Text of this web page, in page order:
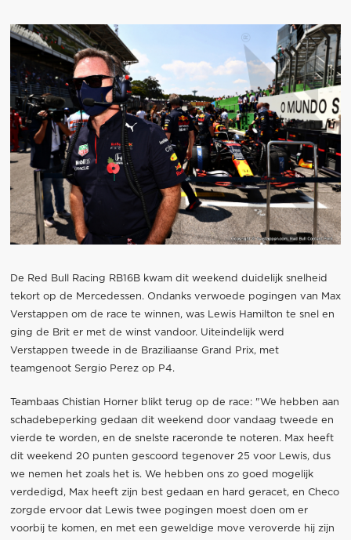
De Red Bull Racing RB16B kwam dit weekend duidelijk snelheid
tekort op de Mercedessen. Ondanks verwoede pogingen van Max
Verstappen om de race te winnen, was Lewis Hamilton te snel en
ging de Brit er met de winst vandoor. Uiteindelijk werd
Verstappen tweede in de Braziliaanse Grand Prix, met
teamgenoot Sergio Perez op P4.
Teambaas Chistian Horner blikt terug op de race: "We hebben aan
schadebeperking gedaan dit weekend door vandaag tweede en
vierde te worden, en de snelste raceronde te noteren. Max heeft
dit weekend 20 punten gescoord tegenover 25 voor Lewis, dus
we nemen het zoals het is. We hebben ons zo goed mogelijk
verdedigd, Max heeft zijn best gedaan en hard geracet, en Checo
zorgde ervoor dat Lewis twee pogingen moest doen om er
voorbij te komen, en met een geweldige move veroverde hij zijn